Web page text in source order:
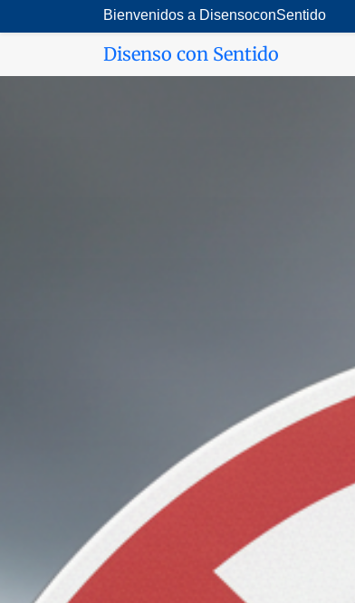
al
Bienvenidos a DisensoconSentido
Disenso con Sentido